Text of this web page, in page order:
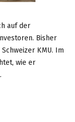
auf der
Bisher
KMU. Im
wie er